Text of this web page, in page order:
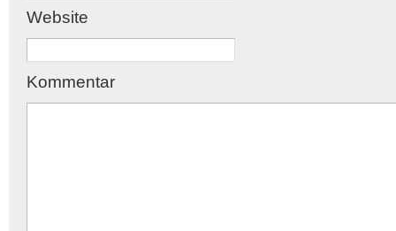
Website
Kommentar